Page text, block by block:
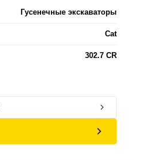
Гусенечные экскаваторы
Cat
302.7 CR